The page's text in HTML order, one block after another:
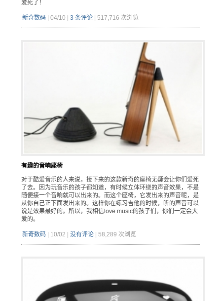
爱死了！
新奇数码| 04/10 3 条评论| 517,716 次浏览
有趣的音响座椅
对于酷爱音乐的人来说，接下来的这款新奇的座椅无疑会让你们爱死
了去。因为玩音乐的孩子都知道，有时候立体环绕的声音效果，不是
随便接一个音响就可以出来的。而这个座椅，它发出来的声音呢，是
从你自己正下面发出来的。这样你在练习吉他的时候，听的声音可以
说是效果最好的。所以，我相信love music的孩子们，你们一定会大
爱的。
新奇数码| 10/02 没有评论| 58,289 次浏览